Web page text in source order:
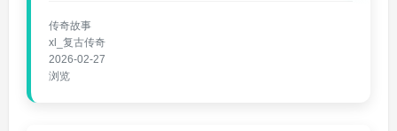
传奇故事
xl_复古传奇
2026-02-27
浏览